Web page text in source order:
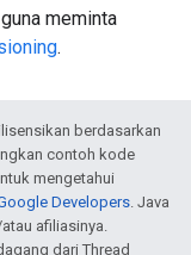
meminta
.
berdasarkan
contoh kode
mengetahui
Developers. Java
afiliasinya.
dari Thread